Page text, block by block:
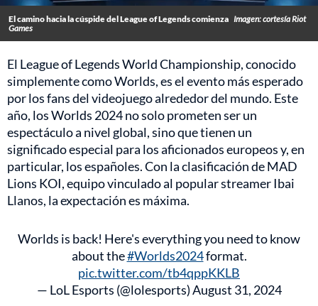
El camino hacia la cúspide del League of Legends comienza Imagen: cortesía Riot
Games
El League of Legends World Championship, conocido
simplemente como Worlds, es el evento más esperado
por los fans del videojuego alrededor del mundo. Este
año, los Worlds 2024 no solo prometen ser un
espectáculo a nivel global, sino que tienen un
significado especial para los aficionados europeos y, en
particular, los españoles. Con la clasificación de MAD
Lions KOI, equipo vinculado al popular streamer Ibai
Llanos, la expectación es máxima.
Worlds is back! Here's everything you need to know
about the#Worlds2024format.
pic.twitter.com/tb4qppKKLB
— LoL Esports (@lolesports)August 31, 2024